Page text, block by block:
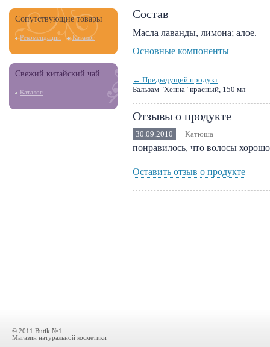
Сопутствующие товары
Рекомендации Каталог
Свежий китайский чай
Каталог
Состав
Масла лаванды, лимона; алое.
Основные компоненты
← Предыдущий продукт
Бальзам "Хенна" красный, 150 мл
Отзывы о продукте
30.09.2010 Катюша
понравилось, что волосы
Оставить отзыв о продукте
© 2011 Butik №1
Магазин натуральной косметики